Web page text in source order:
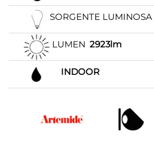
SORGENTE LUMINOSA
LUMEN 2923lm
INDOOR